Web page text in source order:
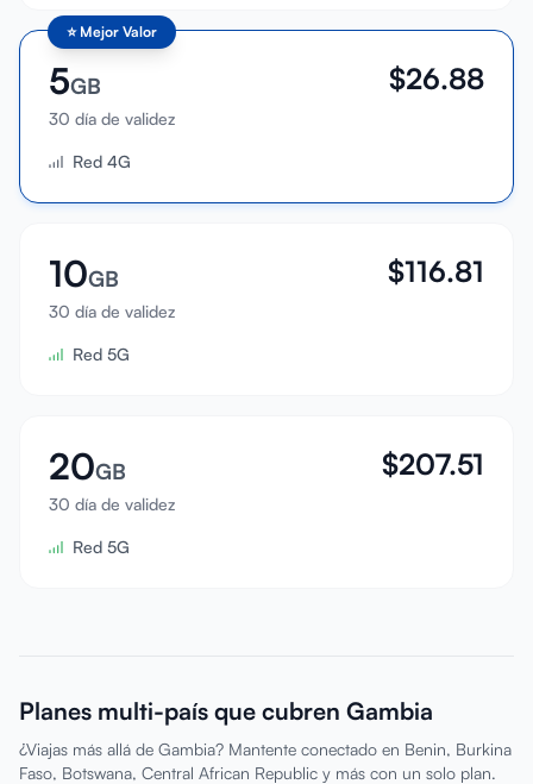
⭐ Mejor Valor
5GB
30 día de validez
$26.88
Red 4G
10GB
30 día de validez
$116.81
Red 5G
20GB
30 día de validez
$207.51
Red 5G
Planes multi-país que cubren Gambia
¿Viajas más allá de Gambia? Mantente conectado en Benin, Burkina
Faso, Botswana, Central African Republic y más con un solo plan.